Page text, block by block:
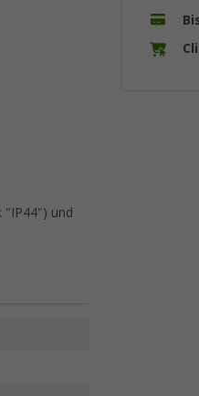
"IP44") und